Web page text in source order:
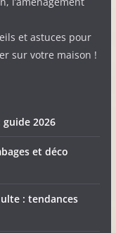
et astuces pour
sur votre maison !
2026
et déco
: tendances